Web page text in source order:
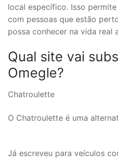
local específico. Isso
com pessoas que estão
possa conhecer na vida real
Qual site vai
Omegle?
Chatroulette
O Chatroulette é uma
Já escreveu para veículos